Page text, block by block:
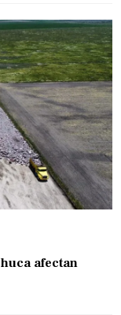
afectan